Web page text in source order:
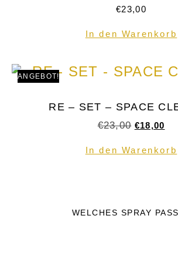
€23,00
In den Warenkorb
ANGEBOT!
RE – SET – SPACE
€23,00 €18,00
In den Warenkorb
WELCHES SPRAY